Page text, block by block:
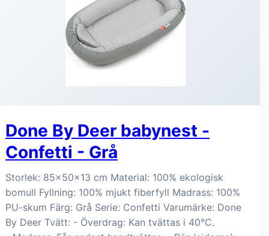
Done By Deer babynest -
Confetti - Grå
Storlek: 85x50x13 cm Material: 100% ekologisk
bomull Fyllning: 100% mjukt fiberfyll Madrass: 100%
PU-skum Färg: Grå Serie: Confetti Varumärke: Done
By Deer Tvätt: - Överdrag: Kan tvättas i 40°C.